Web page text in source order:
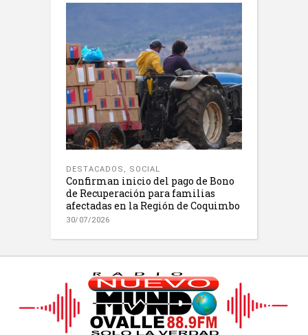
DESTACADOS , SOCIAL
Confirman inicio del pago de Bono
de Recuperación para familias
afectadas en la Región de Coquimbo
30/07/2026